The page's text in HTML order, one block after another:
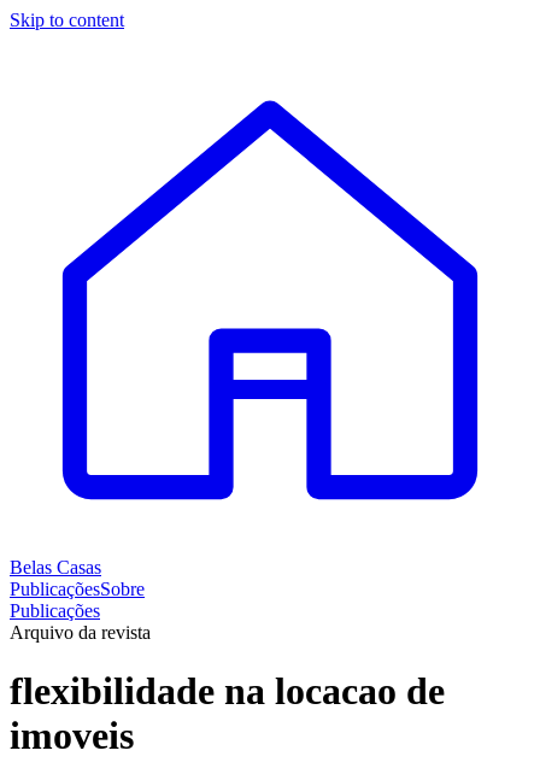
Skip to content
Belas Casas
PublicaçõesSobre
Publicações
Arquivo da revista
flexibilidade na locacao de
imoveis